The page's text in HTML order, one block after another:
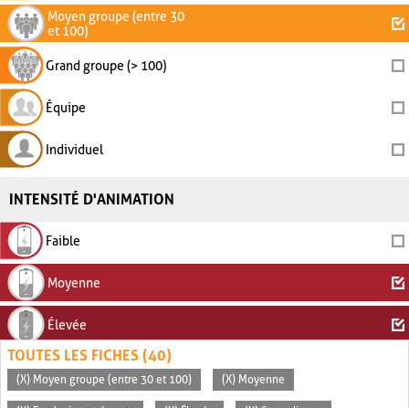
Moyen groupe (entre 30
et 100)
Grand groupe (> 100)
Équipe
Individuel
INTENSITÉ D'ANIMATION
Faible
Moyenne
Élevée
TOUTES LES FICHES (40)
(X) Moyen groupe (entre 30 et 100) (X) Moyenne